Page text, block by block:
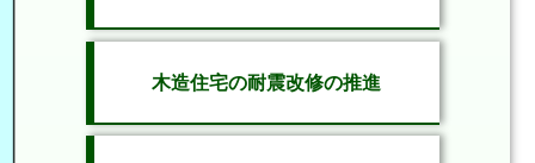
木造住宅の耐震改修の推進